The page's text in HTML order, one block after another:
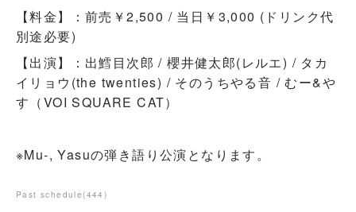
【料金】：前売￥2,500 / 当日￥3,000 (ドリンク代
別途必要)
【出演】：出鱈目次郎 / 櫻井健太郎(レルエ) / タカ
イリョウ(the twenties) / そのうちやる音 / むー&や
す（VOI SQUARE CAT）
※Mu-, Yasuの弾き語り公演となります。
Past schedule (444 )